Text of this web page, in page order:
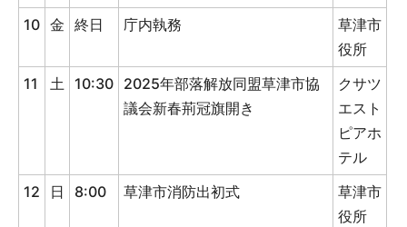
10 金 終日 庁内執務
草津市
役所
11
土 10:30 2025年部落解放同盟草津市協
議会新春荊冠旗開き
クサツ
エスト
ピアホ
テル
12
日 8:00 草津市消防出初式
草津市
役所